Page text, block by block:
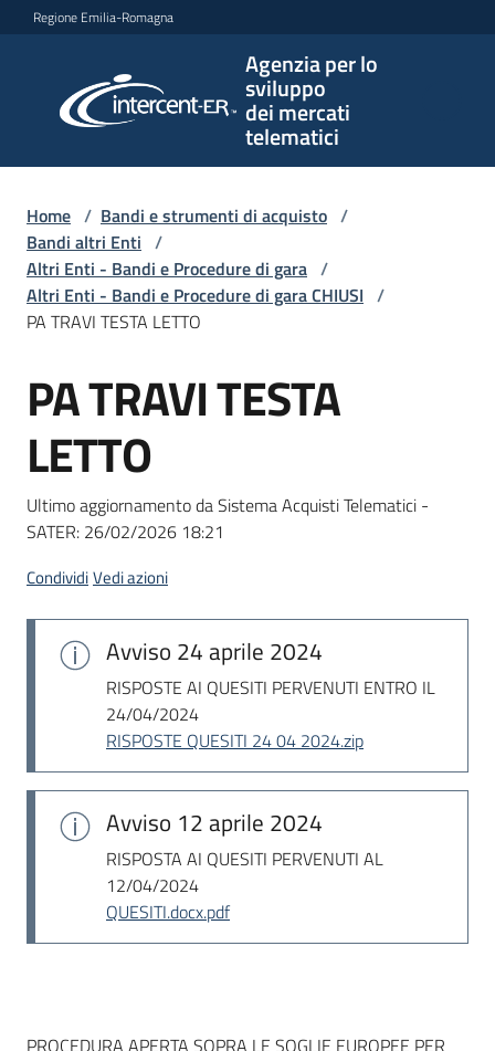
Vai al contenuto
Vai alla navigazione
Vai al footer
Regione Emilia-Romagna
Agenzia per lo
sviluppo
dei mercati
telematici
per lo
sviluppo
telematici
L'Agenzia
Bandi
strumenti
acquisto
Piattaforme
telematiche
su
Home / Bandi e strumenti di acquisto /
Bandi altri Enti /
Altri Enti - Bandi e Procedure di gara /
Altri Enti - Bandi e Procedure di gara CHIUSI /
PA TRAVI TESTA LETTO
Salta al contenuto
PA TRAVI TESTA
LETTO
Ultimo aggiornamento da Sistema Acquisti Telematici -
SATER: 26/02/2026 18:21
CondividiVedi azioni
Avviso 24 aprile 2024
RISPOSTE AI QUESITI PERVENUTI ENTRO IL
24/04/2024
RISPOSTE QUESITI 24 04 2024.zip
Avviso 12 aprile 2024
RISPOSTA AI QUESITI PERVENUTI AL
12/04/2024
QUESITI.docx.pdf
PROCEDURA APERTA SOPRA LE SOGLIE EUROPEE PER